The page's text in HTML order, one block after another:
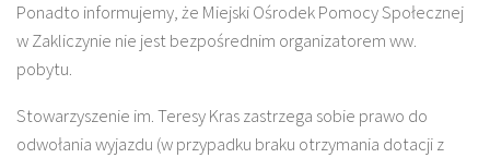
Ponadto informujemy, że Miejski Ośrodek Pomocy Społecznej
w Zakliczynie nie jest bezpośrednim organizatorem ww.
pobytu.
Stowarzyszenie im. Teresy Kras zastrzega sobie prawo do
odwołania wyjazdu (w przypadku braku otrzymania dotacji z